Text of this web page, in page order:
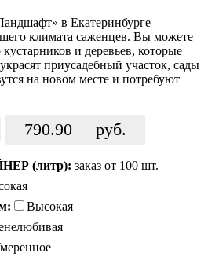
в Екатеринбурге –
климата саженцев. Вы можете
и деревьев, которые
приусадебный участок, сады
на новом месте и потребуют
790.90 руб.
(литр): заказ от 100 шт.
Высокая